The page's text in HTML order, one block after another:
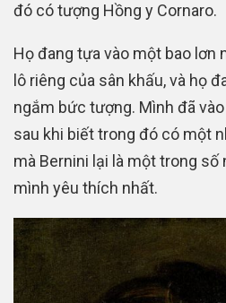
đó có tượng Hồng y Cornaro.
Họ đang tựa vào một bao lơn
lô riêng của sân khấu, và họ
ngắm bức tượng. Mình đã
sau khi biết trong đó có một
mà Bernini lại là một trong số
mình yêu thích nhất.